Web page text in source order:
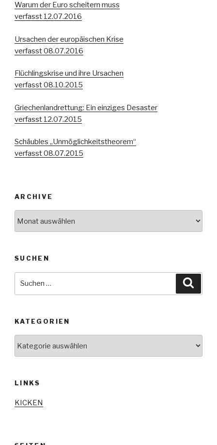
Warum der Euro scheitern muss
verfasst 12.07.2016
Ursachen der europäischen Krise
verfasst 08.07.2016
Flüchlingskrise und ihre Ursachen
verfasst 08.10.2015
Griechenlandrettung: Ein einziges Desaster
verfasst 12.07.2015
Schäubles „Unmöglichkeitstheorem“
verfasst 08.07.2015
ARCHIVE
SUCHEN
KATEGORIEN
LINKS
KICKEN